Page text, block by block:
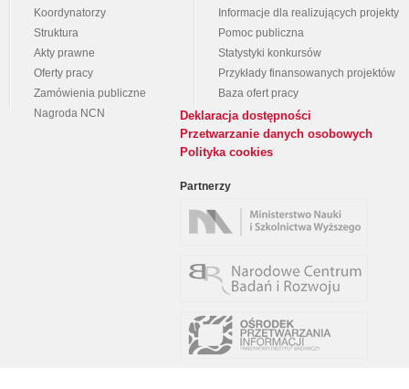
Koordynatorzy
Struktura
Akty prawne
Oferty pracy
Zamówienia publiczne
Nagroda NCN
Informacje dla realizujących projekty
Pomoc publiczna
Statystyki konkursów
Przykłady finansowanych projektów
Baza ofert pracy
Deklaracja dostępności
Przetwarzanie danych osobowych
Polityka cookies
Partnerzy